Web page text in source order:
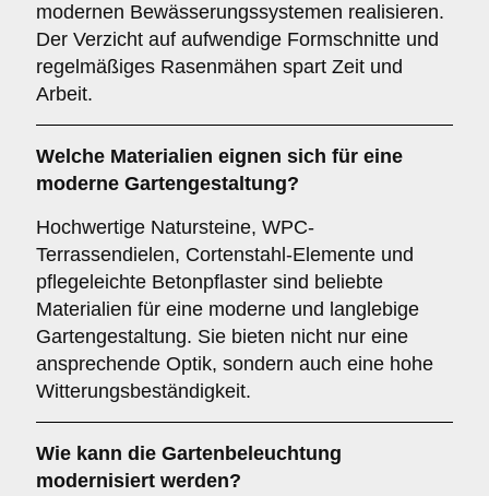
modernen Bewässerungssystemen realisieren.
Der Verzicht auf aufwendige Formschnitte und
regelmäßiges Rasenmähen spart Zeit und
Arbeit.
Welche Materialien eignen sich für eine
moderne Gartengestaltung?
Hochwertige Natursteine, WPC-
Terrassendielen, Cortenstahl-Elemente und
pflegeleichte Betonpflaster sind beliebte
Materialien für eine moderne und langlebige
Gartengestaltung. Sie bieten nicht nur eine
ansprechende Optik, sondern auch eine hohe
Witterungsbeständigkeit.
Wie kann die Gartenbeleuchtung
modernisiert werden?